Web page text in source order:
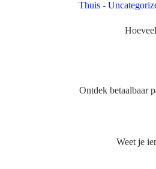
Thuis -
Ontdek betaalbaar
Weet je